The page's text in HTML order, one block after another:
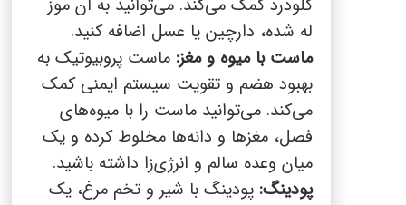
گلودرد کمک می‌کند. می‌توانید به آن موز
له شده، دارچین یا عسل اضافه کنید.
ماست با میوه و مغز: ماست پروبیوتیک به
بهبود هضم و تقویت سیستم ایمنی کمک
می‌کند. می‌توانید ماست را با میوه‌های
فصل، مغزها و دانه‌ها مخلوط کرده و یک
میان وعده سالم و انرژی‌زا داشته باشید.
پودینگ: پودینگ با شیر و تخم مرغ، یک